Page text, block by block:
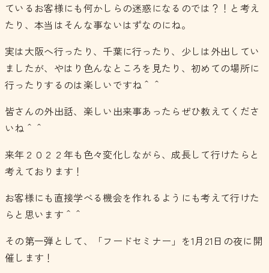
ているお客様にも何かしらの迷惑になるのでは？！と考え
たり、本当はそんな事ないはずなのにね。
実は大阪へ行ったり、千葉に行ったり、少しは外出してい
ましたが、やはり色んなところを見たり、初めての場所に
行ったりするのは楽しいですね＾＾
皆さんの外出話、楽しい出来事あったらぜひ教えてくださ
いね＾＾
来年２０２２年も色々変化しながら、成長して行けたらと
考えております！
お客様にも直接学べる機会を作れるようにも考えて行けた
らと思います＾＾
その第一弾として、「フードセミナー」を1月21日の夜に開
催します！